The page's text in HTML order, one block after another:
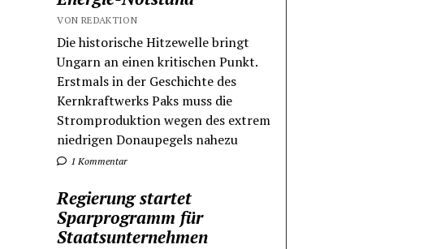
VON REDAKTION
Die historische Hitzewelle bringt
Ungarn an einen kritischen Punkt.
Erstmals in der Geschichte des
Kernkraftwerks Paks muss die
Stromproduktion wegen des extrem
niedrigen Donaupegels nahezu
1 Kommentar
Regierung startet
Sparprogramm für
Staatsunternehmen